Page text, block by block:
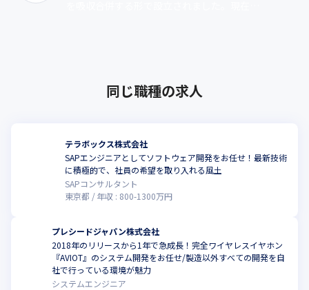
同じ職種の求人
テラボックス株式会社
SAPエンジニアとしてソフトウェア開発をお任せ！最新技術
に積極的で、社員の希望を取り入れる風土
SAPコンサルタント
東京都
年収 : 800-1300万円
プレシードジャパン株式会社
2018年のリリースから1年で急成長！完全ワイヤレスイヤホン
『AVIOT』のシステム開発をお任せ/製造以外すべての開発を自
社で行っている環境が魅力
システムエンジニア